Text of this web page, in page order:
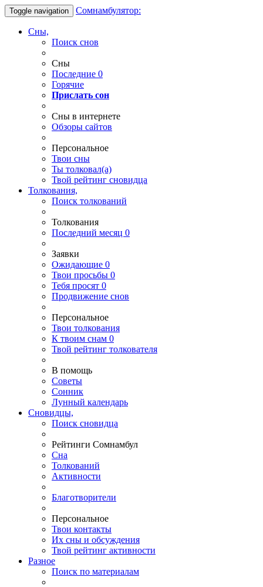
Toggle navigation Сомнамбулятор:
Сны,
Поиск снов
Сны
Последние 0
Горячие
Прислать сон
Сны в интернете
Обзоры сайтов
Персональное
Твои сны
Ты толковал(а)
Твой рейтинг сновидца
Толкования,
Поиск толкований
Толкования
Последний месяц 0
Заявки
Ожидающие 0
Твои просьбы 0
Тебя просят 0
Продвижение снов
Персональное
Твои толкования
К твоим снам 0
Твой рейтинг толкователя
В помощь
Советы
Сонник
Лунный календарь
Сновидцы,
Поиск сновидца
Рейтинги Сомнамбул
Сна
Толкований
Активности
Благотворители
Персональное
Твои контакты
Их сны и обсуждения
Твой рейтинг активности
Разное
Поиск по материалам